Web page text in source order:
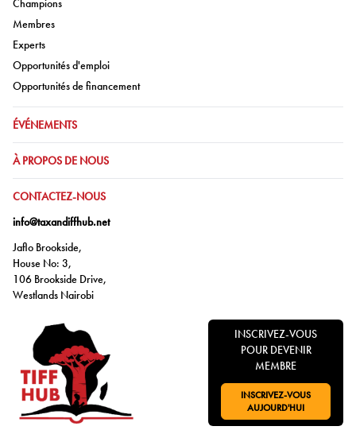
Champions
Aller à:
Membres
Aller à:
Experts
Aller à:
Opportunités d'emploi
Aller à:
Opportunités de financement
ALLER À:
ÉVÉNEMENTS
ALLER À:
À PROPOS DE NOUS
ALLER À:
CONTACTEZ-NOUS
info@taxandiffhub.net
Jaflo Brookside,
House No: 3,
106 Brookside Drive,
Westlands Nairobi
INSCRIVEZ-VOUS
POUR DEVENIR
MEMBRE
ALLER À:
INSCRIVEZ-VOUS
AUJOURD'HUI